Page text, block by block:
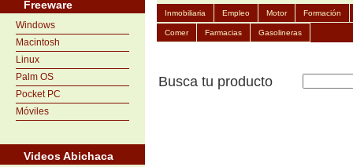
Freeware
Windows
Macintosh
Linux
Palm OS
Pocket PC
Móviles
Videos Abichaca
Inmobiliaria Empleo Motor Formación
Comer Farmacias Gasolineras
Busca tu producto